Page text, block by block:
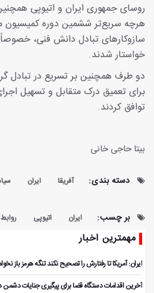
روسای جمهوری ایران و اتیوپی همچنین
هرچه سریع‌تر ششمین دوره
سازوکارهای تبادل دانش فنی،
خواستار شدند.
دو طرف همچنین بر تسریع در تبادل
برای تعمیق درک متقابل و تسهیل
توافق کردند.
بیتا حاجی خانی
دسته بندی: آفریقا ایران
بر چسب: ایران اتیوپی
مهمترین اخبار
ایران: آمریکا تا رفتارش را تصحیح نکند تنگه هرمز باز
آخرین اقدامات دستگاه قضا برای پیگیری جنایات دشمن